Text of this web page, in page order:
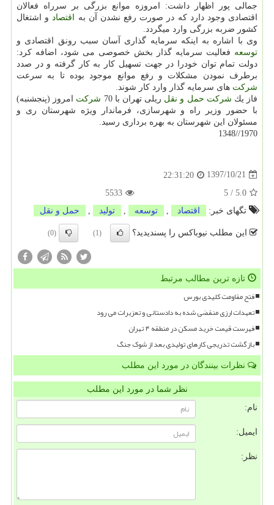
جمالی پور اظهار داشت: امروزه موانع بزرگی بر سرراه فعالان
اقتصادی وجود دارد كه در صورت رفع نشدن آن به اقتصاد و اشتغال
كشور ضربه بزرگی وارد میگردد.
وی با اشاره به اینكه سرمایه گذاری آسان سبب رونق اقتصادی و
توسعه فعالیت سرمایه گذار بخش خصوصی می شود، اضافه كرد:
دولت تمام توان خودرا در جهت تسهیل كار به كار گرفته و در صدد
برطرف نمودن مشكلات و رفع موانع موجود بوده تا به سرعت
شركت های سرمایه گذار وارد كار شوند.
فاز یك شركت حمل و نقل ریلی تهران با 70 شركت امروز (پنجشنبه)
با حضور وزیر راه و شهرسازی، فرماندار ویژه شهرستان ری و
مسئولان این شهرستان به بهره برداری رسید.
1970//1348
1397/10/21
22:31:20
5.0
/
5
5533
تگهای خبر:
اقتصاد توسعه تولید حمل و نقل
این مطلب نیوباکس را پسندیدید؟ (1)
(0)
تازه ترین مطالب مرتبط
فتح مقاومت کلیدی بورس
تعهدات ارزی منقضی شده به دادستانی و تعزیرات می رود
فهرست قیمت خرید مسکن در منطقه ۴ تهران
بازگشت تدریجی کارهای تولیدی بعد از شوک جنگ
نظرات بینندگان در مورد این مطلب
نظر شما در مورد این مطلب
نام:
ایمیل:
نظر: